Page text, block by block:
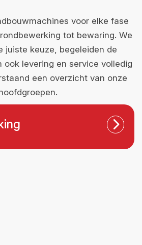
voor elke fase
tot bewaring. We
juiste keuze, begeleiden de
ook levering en service volledig
een overzicht van onze